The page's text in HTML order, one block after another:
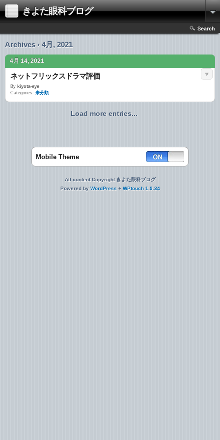
きよた眼科ブログ
Search
Archives › 4月, 2021
4月 14, 2021
ネットフリックスドラマ評価
By kiyota-eye
Categories: 未分類
Load more entries...
Mobile Theme
All content Copyright きよた眼科ブログ
Powered by WordPress + WPtouch 1.9.34